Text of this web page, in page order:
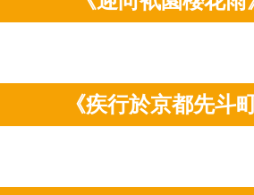
《疾行於京都先斗